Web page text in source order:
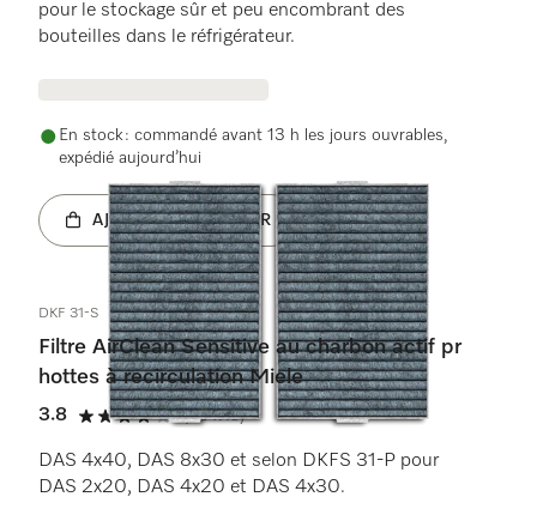
pour le stockage sûr et peu encombrant des
bouteilles dans le réfrigérateur.
En stock : commandé avant 13 h les jours ouvrables,
expédié aujourd’hui
AJOUTER AU PANIER
DKF 31-S
Filtre AirClean Sensitive au charbon actif pr
hottes à recirculation Miele
3.8
3.8 étoiles sur 5
(5 Avis)
DAS 4x40, DAS 8x30 et selon DKFS 31-P pour
DAS 2x20, DAS 4x20 et DAS 4x30.